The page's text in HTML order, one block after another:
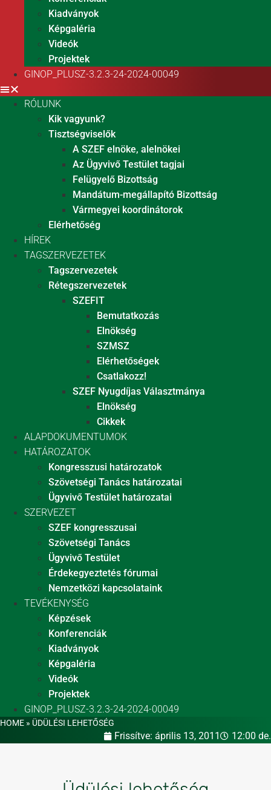
Kiadványok
Képgaléria
Videók
Projektek
GINOP_PLUSZ-3.2.3-24-2024-00049
RÓLUNK
Kik vagyunk?
Tisztségviselők
A SZEF elnöke, alelnökei
Az Ügyvivő Testület tagjai
Felügyelő Bizottság
Mandátum-megállapító Bizottság
Vármegyei koordinátorok
Elérhetőség
HÍREK
TAGSZERVEZETEK
Tagszervezetek
Rétegszervezetek
SZEFIT
Bemutatkozás
Elnökség
SZMSZ
Elérhetőségek
Csatlakozz!
SZEF Nyugdíjas Választmánya
Elnökség
Cikkek
ALAPDOKUMENTUMOK
HATÁROZATOK
Kongresszusi határozatok
Szövetségi Tanács határozatai
Ügyvivő Testület határozatai
SZERVEZET
SZEF kongresszusai
Szövetségi Tanács
Ügyvivő Testület
Érdekegyeztetés fórumai
Nemzetközi kapcsolataink
TEVÉKENYSÉG
Képzések
Konferenciák
Kiadványok
Képgaléria
Videók
Projektek
GINOP_PLUSZ-3.2.3-24-2024-00049
HOME » ÜDÜLÉSI LEHETŐSÉG
Frissítve: április 13, 2011 12:00 de.